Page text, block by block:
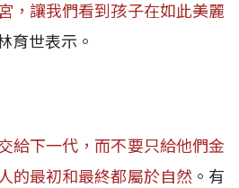
，讓我們看到孩子在如此美麗
育世表示。
給下一代，而不要只給他們金
的最初和最終都屬於自然 。有